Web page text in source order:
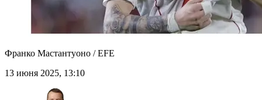
Франко Мастантуоно / EFE
13 июня 2025, 13:10